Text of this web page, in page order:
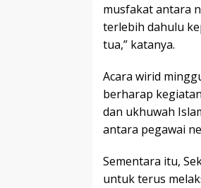
musfakat antara
terlebih dahulu
tua,” katanya.
Acara wirid
berharap
dan ukhuwah
antara pegawai
Sementara itu,
untuk terus